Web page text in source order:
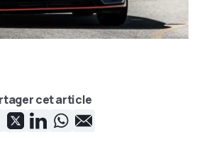
cet article